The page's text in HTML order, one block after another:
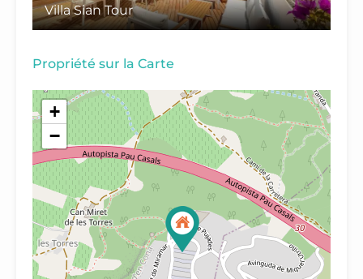
Villa Sian Tour
Propriété sur la Carte
+
−